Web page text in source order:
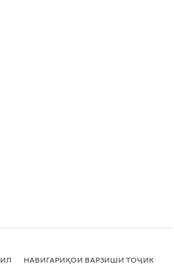
НАВИГАРИҲОИ ВАРЗИШИ